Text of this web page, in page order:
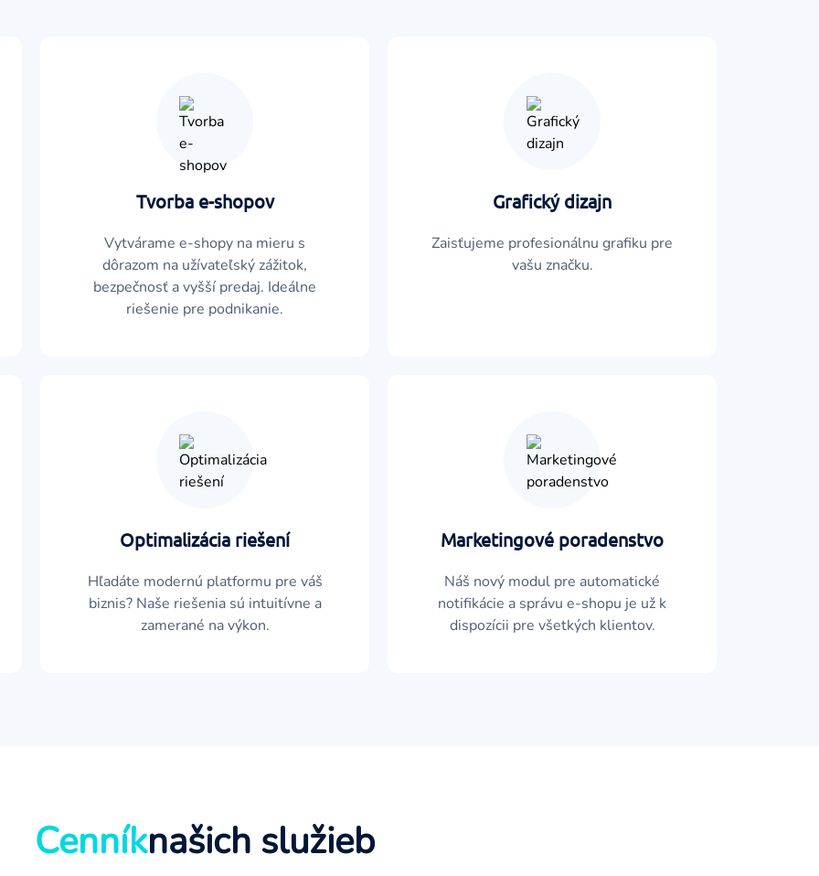
Tvorba e-shopov
Vytvárame e-shopy na mieru s
dôrazom na užívateľský zážitok,
bezpečnosť a vyšší predaj. Ideálne
riešenie pre podnikanie.
Grafický dizajn
Zaisťujeme profesionálnu grafiku pre
vašu značku.
Optimalizácia riešení
Hľadáte modernú platformu pre váš
biznis? Naše riešenia sú intuitívne a
zamerané na výkon.
Marketingové poradenstvo
Náš nový modul pre automatické
notifikácie a správu e-shopu je už k
dispozícii pre všetkých klientov.
Cenníknašich služieb